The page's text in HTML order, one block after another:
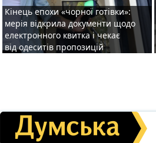
Кінець епохи «чорної готівки»:
мерія відкрила документи щодо
електронного квитка і чекає
від одеситів пропозицій